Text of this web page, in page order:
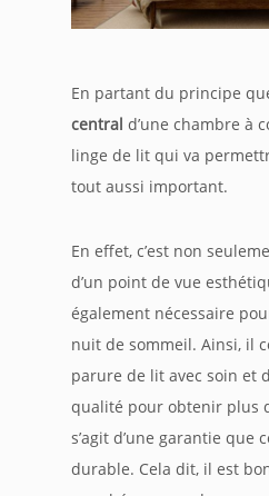
En partant du principe
central d’une chambre à
linge de lit qui va
tout aussi important.
En effet, c’est non
d’un point de vue
également nécessaire
nuit de sommeil. Ainsi, il
parure de lit avec soin et
qualité pour obtenir plus
s’agit d’une garantie que
durable. Cela dit, il est